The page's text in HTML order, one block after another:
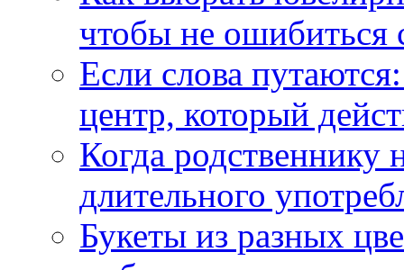
чтобы не ошибиться
Если слова
центр, который
Когда
длительного
Букеты из разных